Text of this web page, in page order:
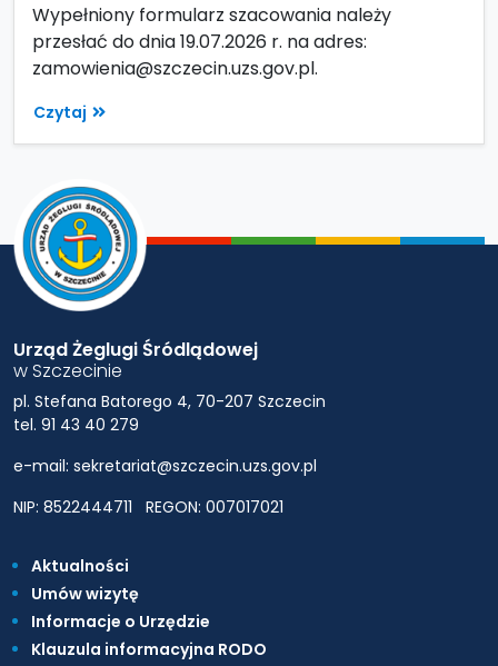
Wypełniony formularz szacowania należy
przesłać do dnia 19.07.2026 r. na adres:
zamowienia@szczecin.uzs.gov.pl.
Czytaj
Urząd Żeglugi Śródlądowej
w Szczecinie
pl. Stefana Batorego 4, 70-207 Szczecin
tel. 91 43 40 279
e-mail: sekretariat@szczecin.uzs.gov.pl
NIP: 8522444711
REGON: 007017021
Aktualności
Umów wizytę
Informacje o Urzędzie
Klauzula informacyjna RODO